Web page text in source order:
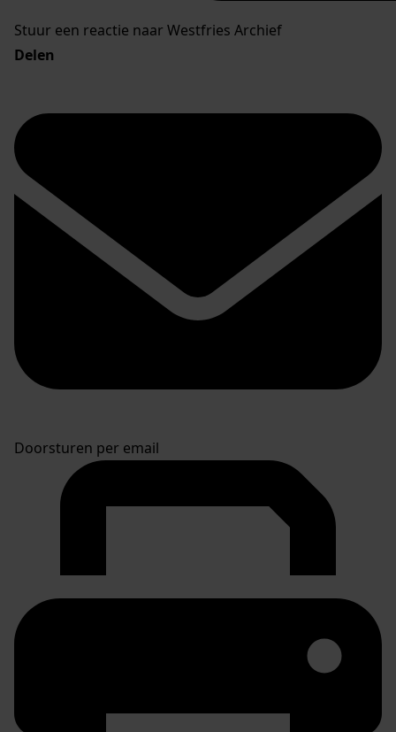
Stuur een reactie naar Westfries Archief
Delen
Doorsturen per email